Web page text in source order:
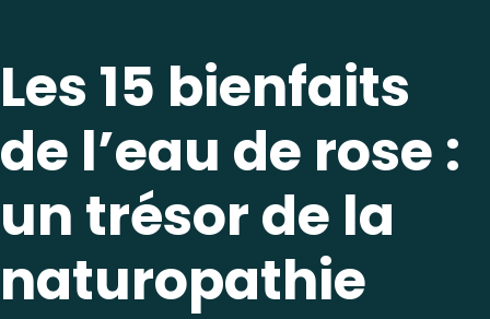
Les 15 bienfaits
de l’eau de rose :
un trésor de la
naturopathie